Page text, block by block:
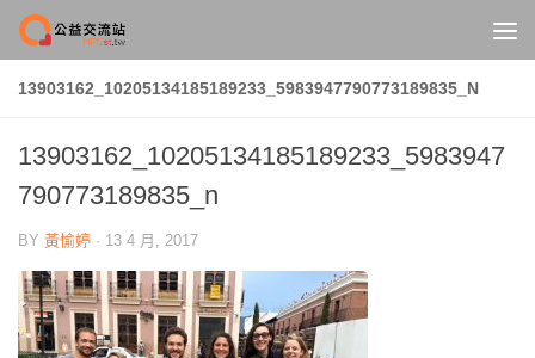
Skip to content
13903162_10205134185189233_5983947790773189835_N
13903162_10205134185189233_5983947
790773189835_n
BY 黃愉婷 · 13 4 月, 2017